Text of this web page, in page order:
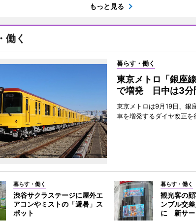
もっと見る
働く
暮らす・働く
東京メトロ「銀座
で増発 日中は3分
東京メトロは9月19日、銀
車を増発するダイヤ改正を
暮らす・働く
渋谷サクラステージに屋外エ
アコンやミストの「避暑」ス
ポット
暮らす・働く
観光客の
ンブル交
に 新サー